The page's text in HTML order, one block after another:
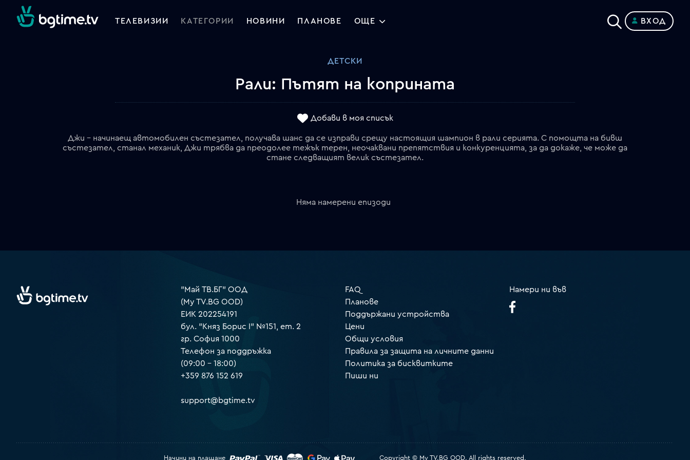
ТЕЛЕВИЗИИ КАТЕГОРИИ НОВИНИ ПЛАНОВЕ ОЩЕ ВХОД
ДЕТСКИ
Рали: Пътят на коприната
Добави в моя списък
Джи – начинаещ автомобилен състезател, получава шанс да се изправи срещу настоящия шампион в рали серията. С помощта на бивш
състезател, станал механик, Джи трябва да преодолее тежък терен, неочаквани препятствия и конкуренцията, за да докаже, че може да
стане следващият велик състезател.
Няма намерени епизоди
"Май ТВ.БГ" ООД
(My TV.BG OOD)
ЕИК 202254191
бул. "Княз Борис I" №151, ет. 2
гр. София 1000
Телефон за поддръжка
(09:00 – 18:00)
+359 876 152 619
support@bgtime.tv
FAQ
Планове
Поддържани устройства
Цени
Общи условия
Правила за защита на личните данни
Политика за бисквитките
Пиши ни
Намери ни във
Начини на плащане Copyright © My TV.BG OOD. All rights reserved.